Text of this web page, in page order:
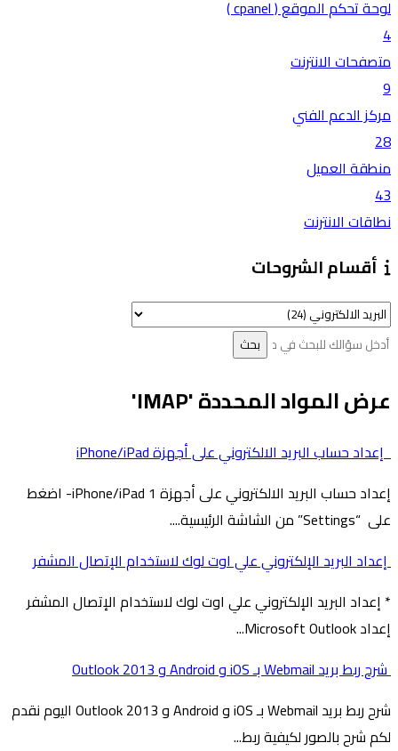
لوحة تحكم الموقع ( cpanel )
4
متصفحات الانترنت
9
مركز الدعم الفني
28
منطقة العميل
43
نطاقات الانترنت
أقسام الشروحات
عرض المواد المحددة 'IMAP'
إعداد حساب البريد الالكتروني على أجهزة iPhone/iPad
إعداد حساب البريد الالكتروني على أجهزة iPhone/iPad 1- اضغط
على “Settings” من الشاشة الرئيسية....
إعداد البريد الإلكتروني علي اوت لوك لاستخدام الإتصال المشفر
* إعداد البريد الإلكتروني علي اوت لوك لاستخدام الإتصال المشفر
إعداد Microsoft Outlook...
شرح ربط بريد Webmail بـ iOS و Android و Outlook 2013
شرح ربط بريد Webmail بـ iOS و Android و Outlook 2013 اليوم نقدم
لكم شرح بالصور لكيفية ربط...